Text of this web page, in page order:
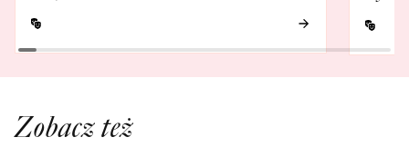
Zobacz też